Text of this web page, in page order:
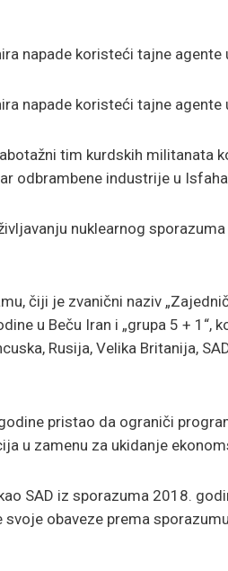
napade koristeći tajne
napade koristeći tajne
tim kurdskih militanata
odbrambene industrije u
nuklearnog
čiji je zvanični naziv
u Beču Iran i „grupa 5 + 1“,
Rusija, Velika Britanija,
pristao da ograniči
u zamenu za ukidanje
SAD iz sporazuma 2018.
obaveze prema